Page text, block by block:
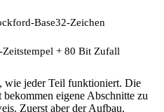
Base32-Zeichen
+ 80 Bit Zufall
wie jeder Teil funktioniert. Die
eigene Abschnitte zu
Zuerst aber der Aufbau.